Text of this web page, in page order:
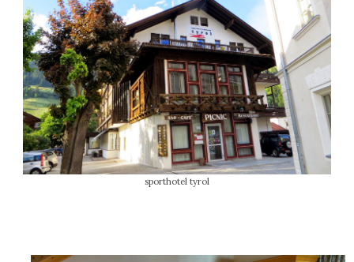
sporthotel tyrol